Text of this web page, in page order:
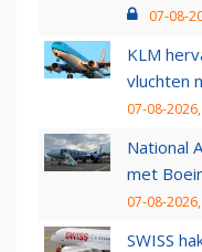
07-08-
KLM
vluchten
07-08-
National
met
07-08-
SWISS